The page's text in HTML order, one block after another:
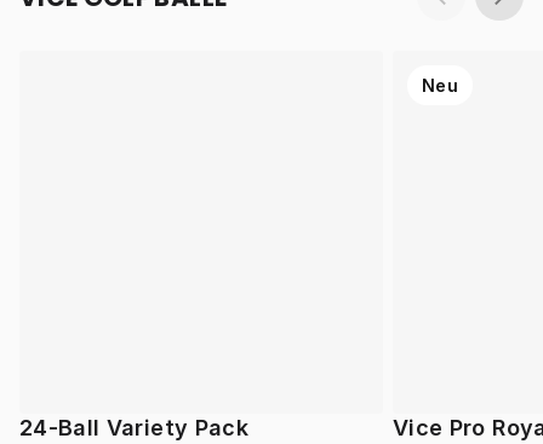
24-Ball Variety Pack Vice Pro
Neu